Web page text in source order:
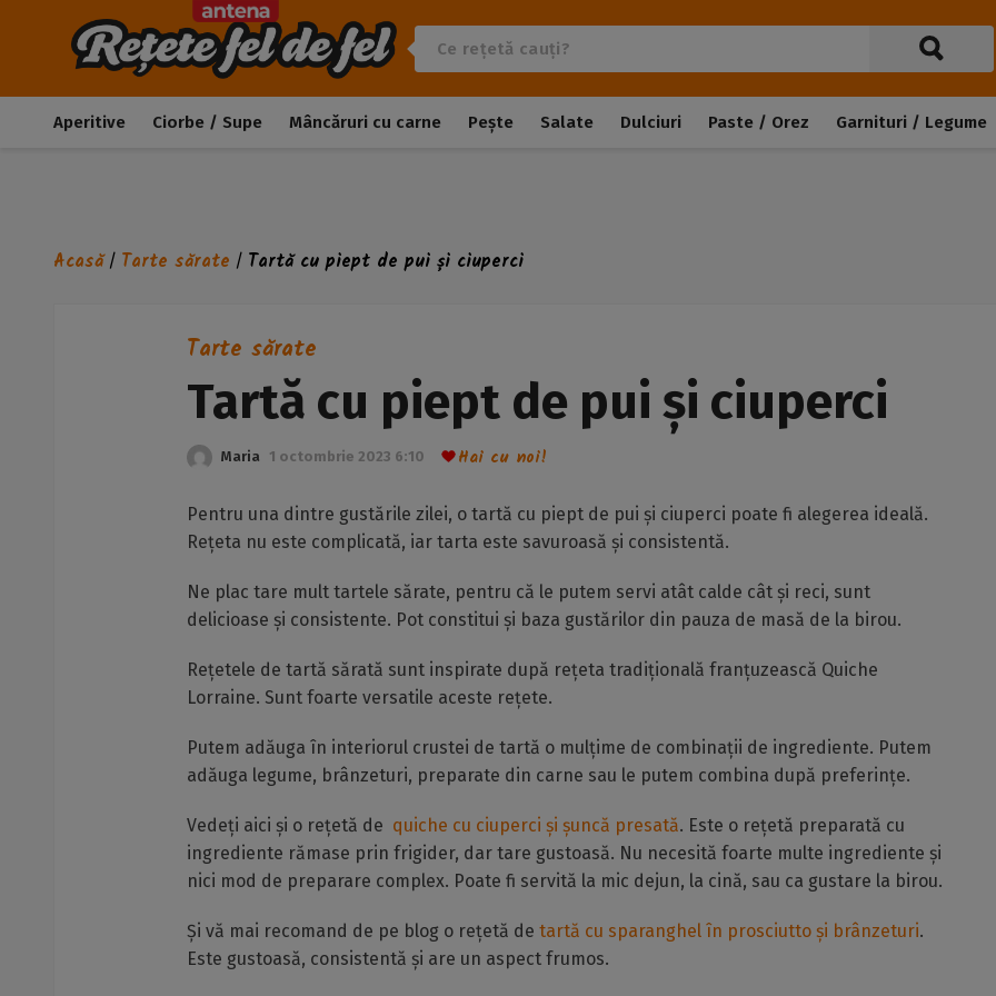
Aperitive Ciorbe / Supe Mâncăruri cu carne Pește Salate Dulciuri Paste / Orez Garnituri / Legume
Acasă/ Tarte sărate / Tartă cu piept de pui și ciuperci
Tarte sărate
Tartă cu piept de pui și ciuperci
Maria 1 octombrie 2023 6:10 Hai cu noi!
Pentru una dintre gustările zilei, o tartă cu piept de pui și ciuperci poate fi alegerea ideală.
Rețeta nu este complicată, iar tarta este savuroasă și consistentă.
Ne plac tare mult tartele sărate, pentru că le putem servi atât calde cât și reci, sunt
delicioase și consistente. Pot constitui și baza gustărilor din pauza de masă de la birou.
Rețetele de tartă sărată sunt inspirate după rețeta tradițională franțuzească Quiche
Lorraine. Sunt foarte versatile aceste rețete.
Putem adăuga în interiorul crustei de tartă o mulțime de combinații de ingrediente. Putem
adăuga legume, brânzeturi, preparate din carne sau le putem combina după preferințe.
Vedeți aici și o rețetă de quiche cu ciuperci și șuncă presată. Este o rețetă preparată cu
ingrediente rămase prin frigider, dar tare gustoasă. Nu necesită foarte multe ingrediente și
nici mod de preparare complex. Poate fi servită la mic dejun, la cină, sau ca gustare la birou.
Și vă mai recomand de pe blog o rețetă de tartă cu sparanghel în prosciutto și brânzeturi.
Este gustoasă, consistentă și are un aspect frumos.